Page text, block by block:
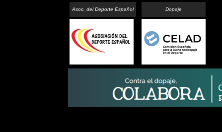
Asoc. del Deporte Español Dopaje